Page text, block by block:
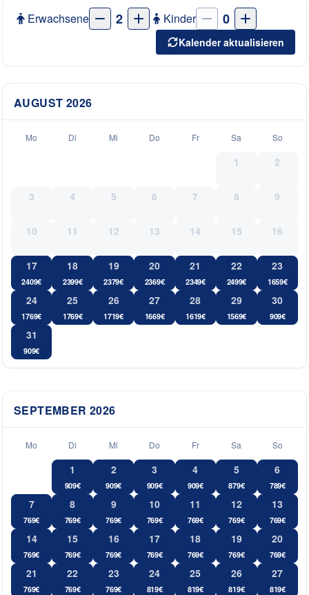
Erwachsene 2 Kinder 0
Kalender aktualisieren
AUGUST 2026
Mo Di Mi Do Fr Sa So
1 2
3 4 5 6 7 8 9
10 11 12 13 14 15 16
17
2409€
18
2399€
19
2379€
20
2369€
21
2349€
22
2499€
23
1659€
24
1769€
25
1769€
26
1719€
27
1669€
28
1619€
29
1569€
30
909€
31
909€
SEPTEMBER 2026
Mo Di Mi Do Fr Sa So
1
909€
2
909€
3
909€
4
909€
5
879€
6
789€
7
769€
8
769€
9
769€
10
769€
11
769€
12
769€
13
769€
14
769€
15
769€
16
769€
17
769€
18
769€
19
769€
20
769€
21
769€
22
769€
23
769€
24
819€
25
819€
26
819€
27
819€